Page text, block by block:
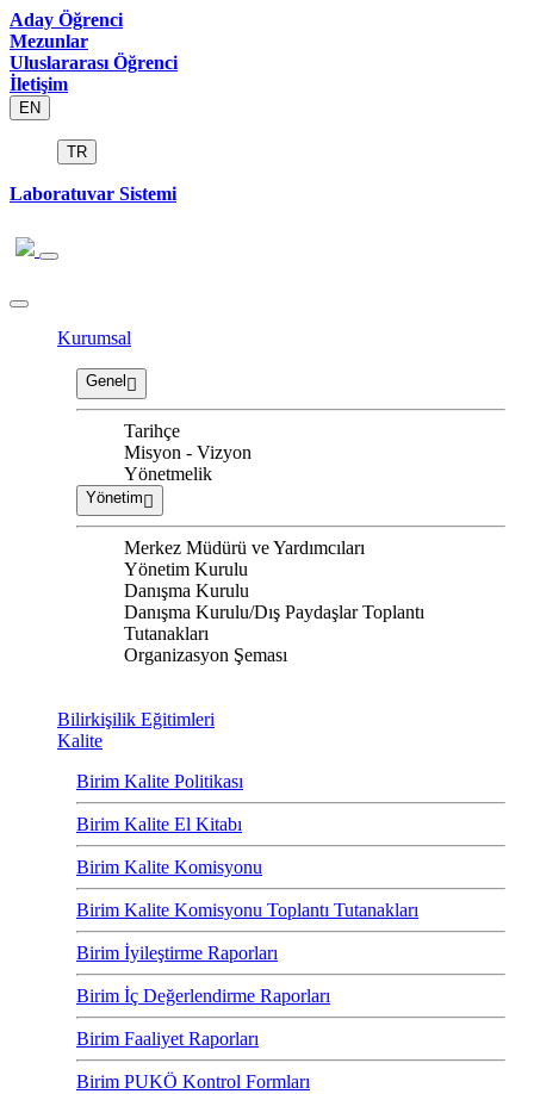
Aday Öğrenci
Mezunlar
Uluslararası Öğrenci
İletişim
EN
TR
Laboratuvar Sistemi
Kurumsal
Genel
Tarihçe
Misyon - Vizyon
Yönetmelik
Yönetim
Merkez Müdürü ve Yardımcıları
Yönetim Kurulu
Danışma Kurulu
Danışma Kurulu/Dış Paydaşlar Toplantı
Tutanakları
Organizasyon Şeması
Bilirkişilik Eğitimleri
Kalite
Birim Kalite Politikası
Birim Kalite El Kitabı
Birim Kalite Komisyonu
Birim Kalite Komisyonu Toplantı Tutanakları
Birim İyileştirme Raporları
Birim İç Değerlendirme Raporları
Birim Faaliyet Raporları
Birim PUKÖ Kontrol Formları